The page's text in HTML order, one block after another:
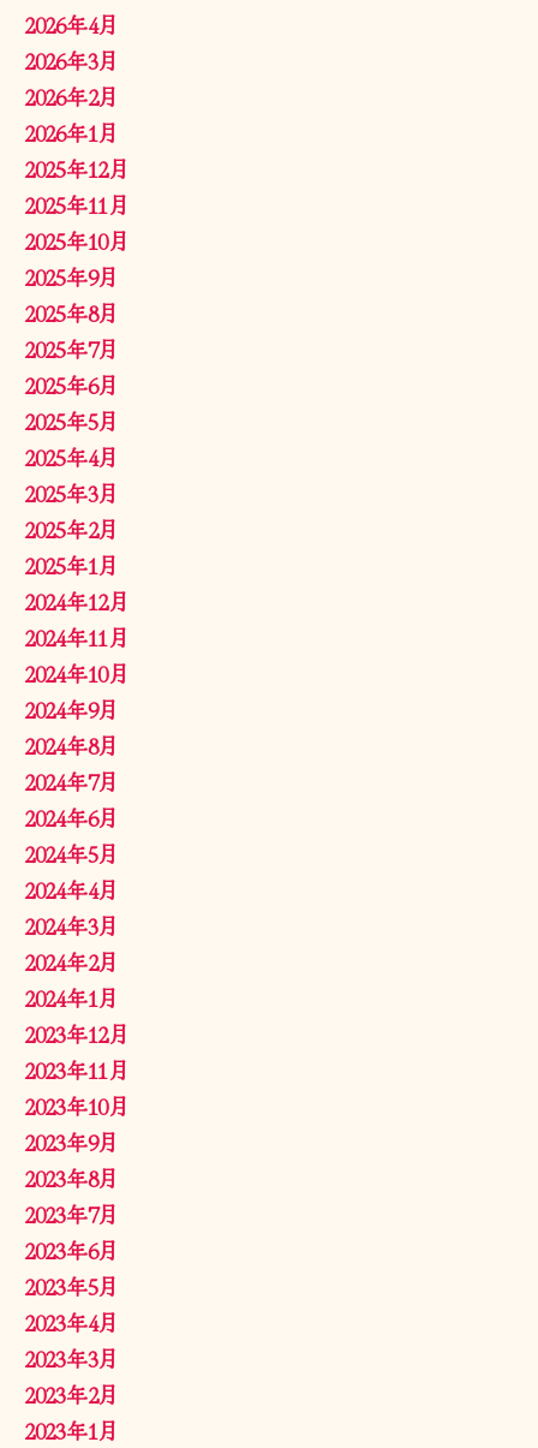
2026年4月
2026年3月
2026年2月
2026年1月
2025年12月
2025年11月
2025年10月
2025年9月
2025年8月
2025年7月
2025年6月
2025年5月
2025年4月
2025年3月
2025年2月
2025年1月
2024年12月
2024年11月
2024年10月
2024年9月
2024年8月
2024年7月
2024年6月
2024年5月
2024年4月
2024年3月
2024年2月
2024年1月
2023年12月
2023年11月
2023年10月
2023年9月
2023年8月
2023年7月
2023年6月
2023年5月
2023年4月
2023年3月
2023年2月
2023年1月